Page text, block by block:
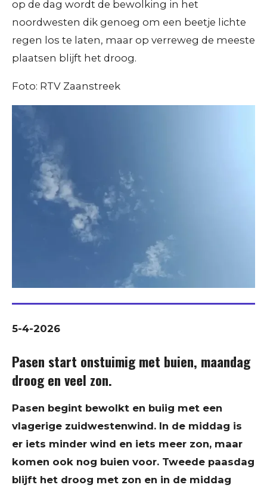
op de dag wordt de bewolking in het
noordwesten dik genoeg om een beetje lichte
regen los te laten, maar op verreweg de meeste
plaatsen blijft het droog.
Foto: RTV Zaanstreek
5-4-2026
Pasen start onstuimig met buien, maandag
droog en veel zon.
Pasen begint bewolkt en buiig met een
vlagerige zuidwestenwind. In de middag is
er iets minder wind en iets meer zon, maar
komen ook nog buien voor. Tweede paasdag
blijft het droog met zon en in de middag